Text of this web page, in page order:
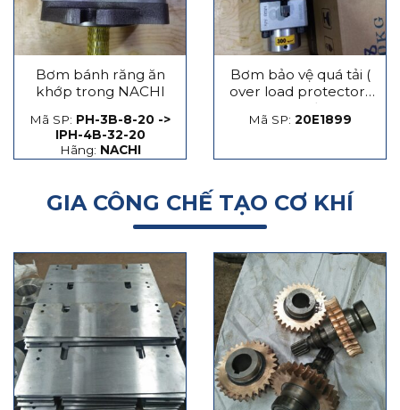
Bơm bánh răng ăn
khớp trong NACHI
Mã SP: PH-3B-8-20 ->
IPH-4B-32-20
Hãng: NACHI
Bơm bảo vệ quá tải (
over load protector)
máy dập
Mã SP: 20E1899
GIA CÔNG CHẾ TẠO CƠ KHÍ